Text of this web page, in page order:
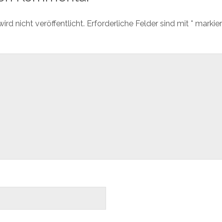
nicht veröffentlicht. Erforderliche Felder sind mit *